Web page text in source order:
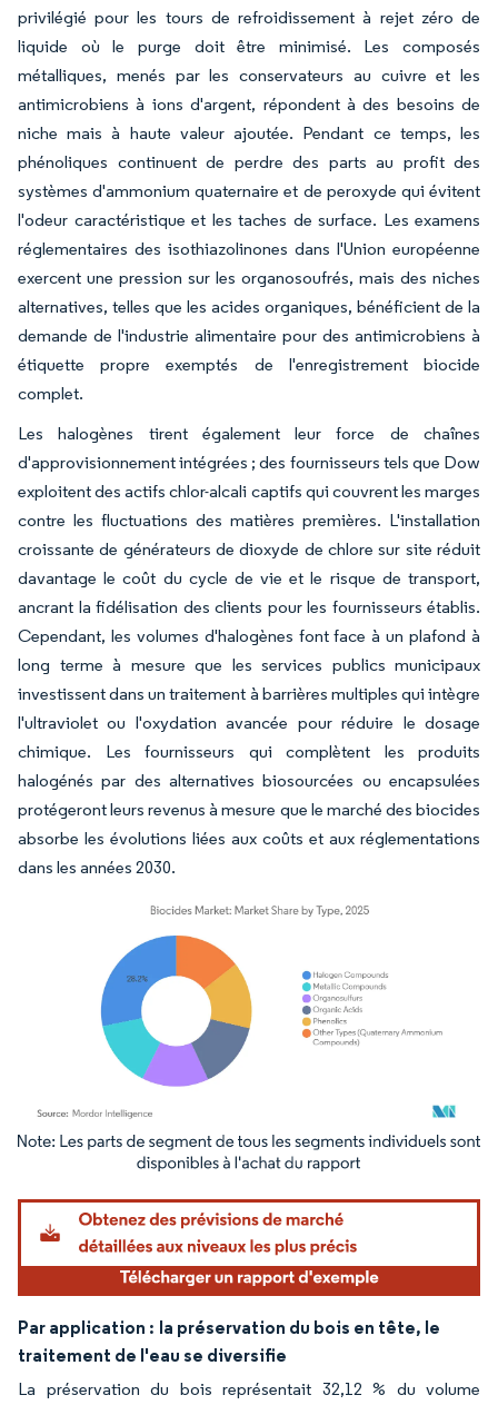
privilégié pour les tours de refroidissement à rejet zéro de
liquide où le purge doit être minimisé. Les composés
métalliques, menés par les conservateurs au cuivre et les
antimicrobiens à ions d'argent, répondent à des besoins de
niche mais à haute valeur ajoutée. Pendant ce temps, les
phénoliques continuent de perdre des parts au profit des
systèmes d'ammonium quaternaire et de peroxyde qui évitent
l'odeur caractéristique et les taches de surface. Les examens
réglementaires des isothiazolinones dans l'Union européenne
exercent une pression sur les organosoufrés, mais des niches
alternatives, telles que les acides organiques, bénéficient de la
demande de l'industrie alimentaire pour des antimicrobiens à
étiquette propre exemptés de l'enregistrement biocide
complet.
Les halogènes tirent également leur force de chaînes
d'approvisionnement intégrées ; des fournisseurs tels que Dow
exploitent des actifs chlor-alcali captifs qui couvrent les marges
contre les fluctuations des matières premières. L'installation
croissante de générateurs de dioxyde de chlore sur site réduit
davantage le coût du cycle de vie et le risque de transport,
ancrant la fidélisation des clients pour les fournisseurs établis.
Cependant, les volumes d'halogènes font face à un plafond à
long terme à mesure que les services publics municipaux
investissent dans un traitement à barrières multiples qui intègre
l'ultraviolet ou l'oxydation avancée pour réduire le dosage
chimique. Les fournisseurs qui complètent les produits
halogénés par des alternatives biosourcées ou encapsulées
protégeront leurs revenus à mesure que le marché des biocides
absorbe les évolutions liées aux coûts et aux réglementations
dans les années 2030.
Image © Mordor Intelligence. La réutilisation nécessite une attribution sous CC BY
Par application : la préservation du bois en tête, le
traitement de l'eau se diversifie
La préservation du bois représentait 32,12 % du volume